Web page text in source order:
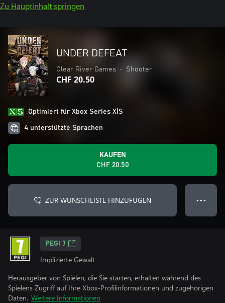
Zu Hauptinhalt springen
UNDER DEFEAT
Clear River Games • Shooter
CHF 20.50
Optimiert für Xbox Series X|S
4 unterstützte Sprachen
KAUFEN
CHF 20.50
ZUR WUNSCHLISTE HINZUFÜGEN ● ● ●
PEGI 7
Implizierte Gewalt
Herausgeber von Spielen, die Sie starten, erhalten während des
Spielens Zugriff auf Ihre Xbox-Profilinformationen und zugehörigen
Daten. Weitere Informationen